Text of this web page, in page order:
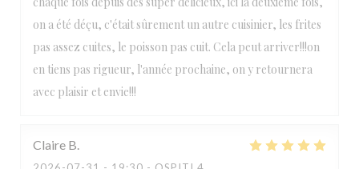
on a été déçu, c'était sûrement un autre cuisinier, les frites
pas assez cuites, le poisson pas cuit. Cela peut arriver!!!on
en tiens pas rigueur, l'année prochaine, on y retournera
avec plaisir et envie!!!
Claire B